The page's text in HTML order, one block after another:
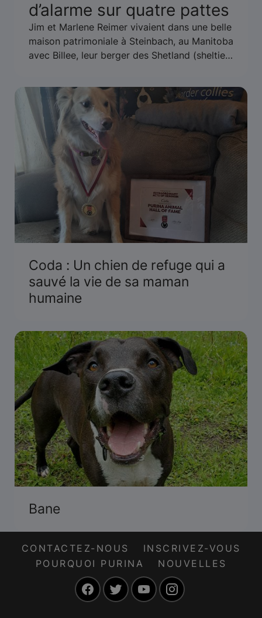
d’alarme sur quatre pattes
Jim et Marlene Reimer vivaient dans une belle
maison patrimoniale à Steinbach, au Manitoba
avec Billee, leur berger des Shetland (sheltie)
Coda : Un chien de refuge qui a
sauvé la vie de sa maman
humaine
Bane
CONTACTEZ-NOUS
INSCRIVEZ-VOUS
POURQUOI PURINA
NOUVELLES
FacebookTwitter YouTube